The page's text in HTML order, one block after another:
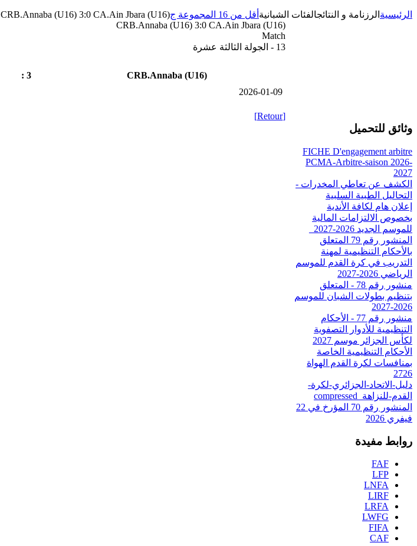
الرئيسية الرزنامة و النتائجالفئات الشبانية أقل من 16 المجموعة ج
CRB.Annaba (U16) 3:0 CA.Ain Jbara (U16)
CRB.Annaba (U16) 3:0 CA.Ain Jbara (U16)
Match
13 - الجولة الثالثة عشرة
CRB.Annaba (U16)
3 :
2026-01-09
[Retour]
وثائق للتحميل
FICHE D'engagement arbitre
PCMA-Arbitre-saison 2026-
2027
الكشف عن تعاطي المخدرات -
التحاليل الطبية السلبية
إعلان هام لكافة الأندية
بخصوص الالتزامات المالية
للموسم الجديد 2026-2027_
المنشور رقم 79 المتعلق
بالأحكام التنظيمية لمهنة
التدريب في كرة القدم للموسم
الرياضي 2026-2027
منشور رقم 78 - المتعلق
بتنظيم بطولات الشبان للموسم
2026-2027
منشور رقم 77 - الأحكام
التنظيمية للأدوار التصفوية
لكأس الجزائر موسم 2027
الأحكام التنظيمية الخاصة
بمنافسات لكرة القدم الهواة
2726
دليل-الاتحاد-الجزائري-لكرة-
القدم-للنزاهة_compressed
المنشور رقم 70 المؤرخ في 22
فيفري 2026
روابط مفيدة
FAF
LFP
LNFA
LIRF
LRFA
LWFG
FIFA
CAF